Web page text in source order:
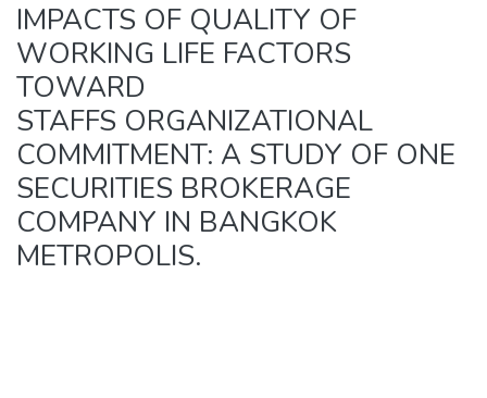
IMPACTS OF QUALITY OF
WORKING LIFE FACTORS
TOWARD
STAFFS ORGANIZATIONAL
COMMITMENT: A STUDY OF ONE
SECURITIES BROKERAGE
COMPANY IN BANGKOK
METROPOLIS.